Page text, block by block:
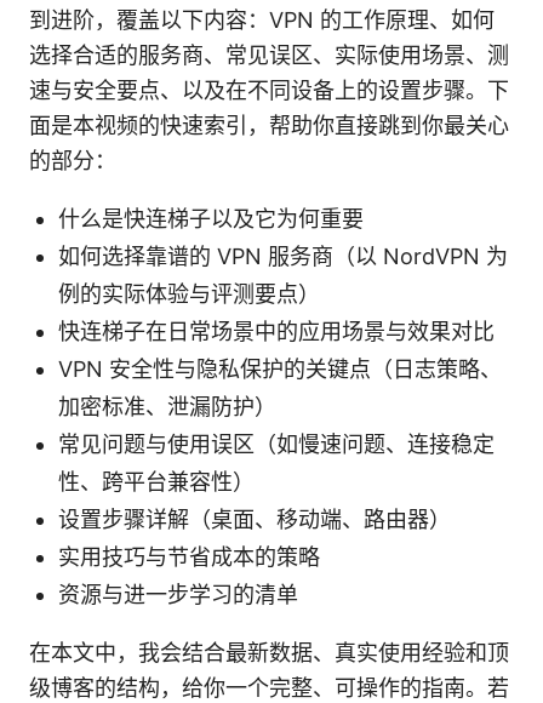
到进阶，覆盖以下内容：VPN 的工作原理、如何
选择合适的服务商、常见误区、实际使用场景、测
速与安全要点、以及在不同设备上的设置步骤。下
面是本视频的快速索引，帮助你直接跳到你最关心
的部分：
什么是快连梯子以及它为何重要
如何选择靠谱的 VPN 服务商（以 NordVPN 为
例的实际体验与评测要点）
快连梯子在日常场景中的应用场景与效果对比
VPN 安全性与隐私保护的关键点（日志策略、
加密标准、泄漏防护）
常见问题与使用误区（如慢速问题、连接稳定
性、跨平台兼容性）
设置步骤详解（桌面、移动端、路由器）
实用技巧与节省成本的策略
资源与进一步学习的清单
在本文中，我会结合最新数据、真实使用经验和顶
级博客的结构，给你一个完整、可操作的指南。若